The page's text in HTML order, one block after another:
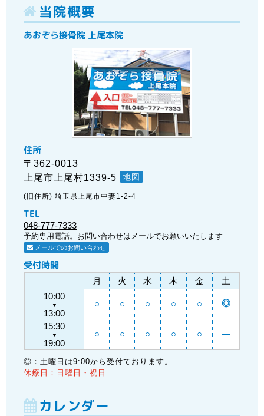
当院概要
あおぞら接骨院 上尾本院
住所
〒362-0013
上尾市上尾村1339-5
地図
(旧住所) 埼玉県上尾市中妻1-2-4
TEL
048-777-7333
予約専用電話。お問い合わせはメールでお願いいたします
メールでのお問い合わせ
受付時間
月 火 水 木 金
土
10:00
▼
13:00
○ ○ ○ ○ ○ ◎
15:30
▼
19:00
○ ○ ○ ○ ○ ―
◎：土曜日は9:00から受付ております。
休療日：日曜日・祝日
カレンダー